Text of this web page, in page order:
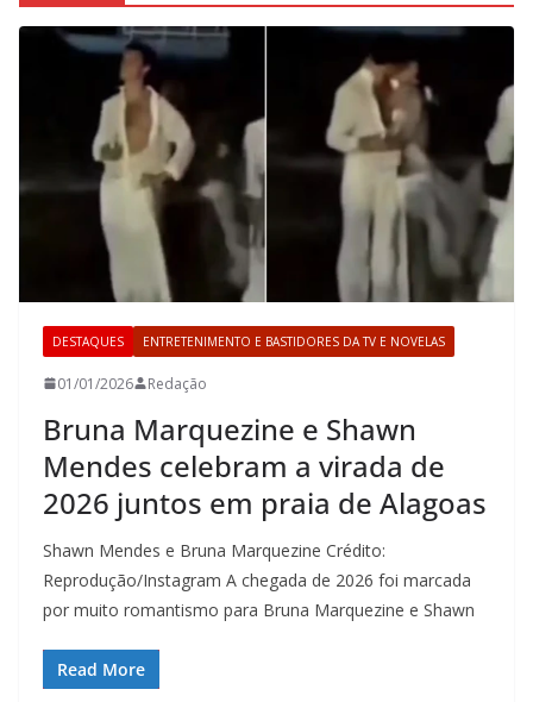
DESTAQUES ENTRETENIMENTO E BASTIDORES DA TV E NOVELAS
01/01/2026 Redação
Bruna Marquezine e Shawn
Mendes celebram a virada de
2026 juntos em praia de Alagoas
Shawn Mendes e Bruna Marquezine Crédito:
Reprodução/Instagram A chegada de 2026 foi marcada
por muito romantismo para Bruna Marquezine e Shawn
Read More